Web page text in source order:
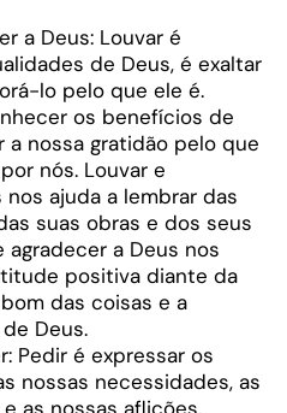
a Deus: Louvar é
de Deus, é exaltar
lo pelo que ele é.
os benefícios de
a nossa gratidão pelo que
nós. Louvar e
nos ajuda a lembrar das
suas obras e dos seus
agradecer a Deus nos
positiva diante da
das coisas e a
Deus.
Pedir é expressar os
nossas necessidades, as